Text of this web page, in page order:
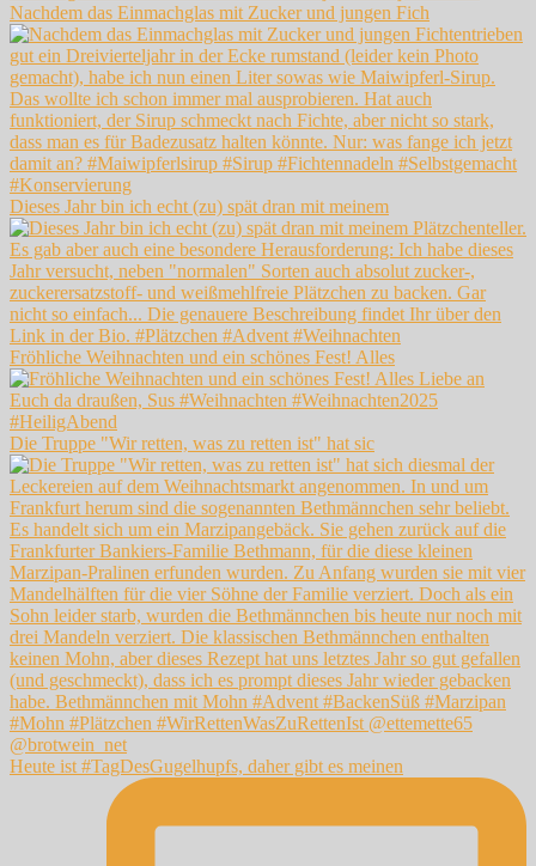
Nachdem das Einmachglas mit Zucker und jungen Fich
Dieses Jahr bin ich echt (zu) spät dran mit meinem
Fröhliche Weihnachten und ein schönes Fest! Alles
Die Truppe "Wir retten, was zu retten ist" hat sic
Heute ist #TagDesGugelhupfs, daher gibt es meinen